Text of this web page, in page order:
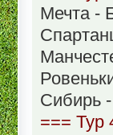
Мечта -
Сибирь
=== Тур